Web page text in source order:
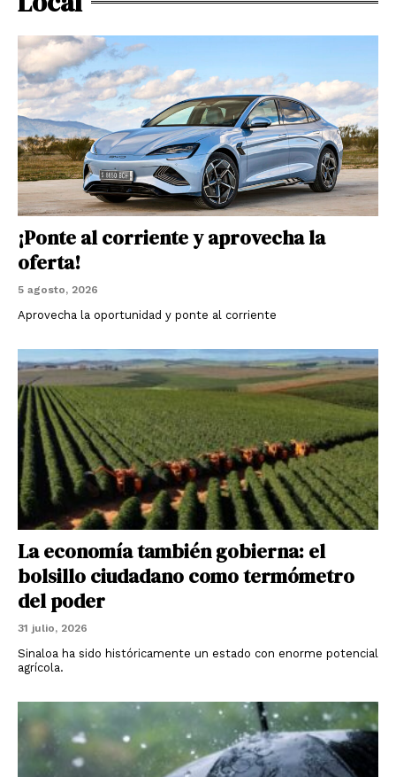
¡Ponte al corriente y aprovecha la
oferta!
5 agosto, 2026
Aprovecha la oportunidad y ponte al corriente
La economía también gobierna: el
bolsillo ciudadano como termómetro
del poder
31 julio, 2026
Sinaloa ha sido históricamente un estado con enorme potencial
agrícola.